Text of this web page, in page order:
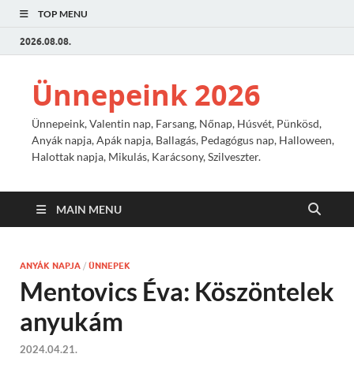
TOP MENU
2026.08.08.
Ünnepeink 2026
Ünnepeink, Valentin nap, Farsang, Nőnap, Húsvét, Pünkösd,
Anyák napja, Apák napja, Ballagás, Pedagógus nap, Halloween,
Halottak napja, Mikulás, Karácsony, Szilveszter.
MAIN MENU
ANYÁK NAPJA / ÜNNEPEK
Mentovics Éva: Köszöntelek
anyukám
2024.04.21.